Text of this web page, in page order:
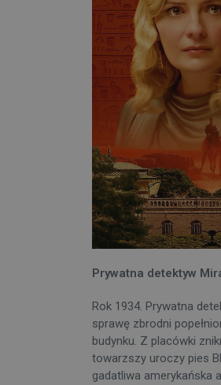
Prywatna detektyw
Rok 1934. Prywatna
sprawę zbrodni
budynku. Z placówki
towarzszy uroczy pies
gadatliwa amerykańska